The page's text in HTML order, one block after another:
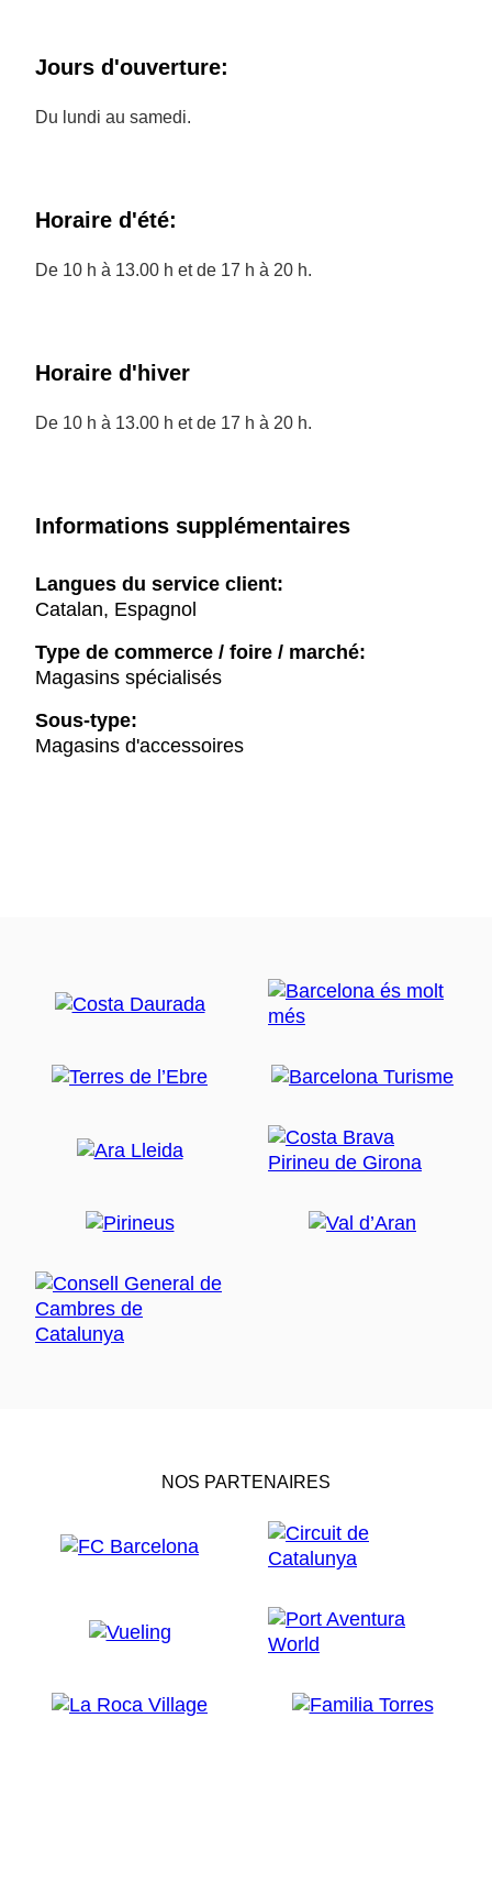
Jours d'ouverture:
Du lundi au samedi.
Horaire d'été:
De 10 h à 13.00 h et de 17 h à 20 h.
Horaire d'hiver
De 10 h à 13.00 h et de 17 h à 20 h.
Informations supplémentaires
Langues du service client:
Catalan, Espagnol
Type de commerce / foire / marché:
Magasins spécialisés
Sous-type:
Magasins d'accessoires
NOS PARTENAIRES